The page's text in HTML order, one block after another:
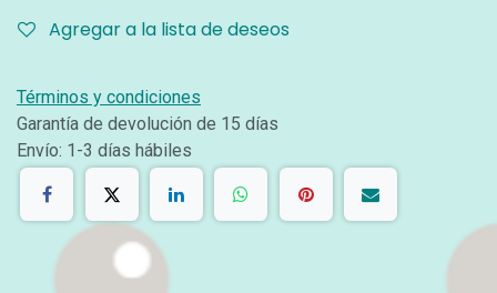
Agregar a la lista de deseos
Términos y condiciones
Garantía de devolución de 15 días
Envío: 1-3 días hábiles